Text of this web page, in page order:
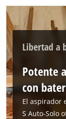
Libertad a
Potente
con
El aspirador
S Auto-Solo